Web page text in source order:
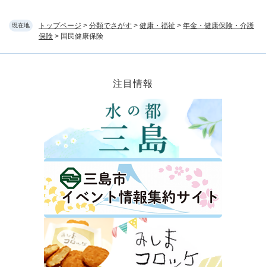
現在地 トップページ > 分類でさがす > 健康・福祉 > 年金・健康保険・介護
保険 > 国民健康保険
注目情報